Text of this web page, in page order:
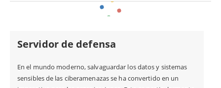
Servidor de defensa
En el mundo moderno, salvaguardar los datos y sistemas
sensibles de las ciberamenazas se ha convertido en un